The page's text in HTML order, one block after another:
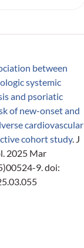
between
systemic
and psoriatic
of new-onset and
cardiovascular
cohort study. J
2025 Mar
9. doi: